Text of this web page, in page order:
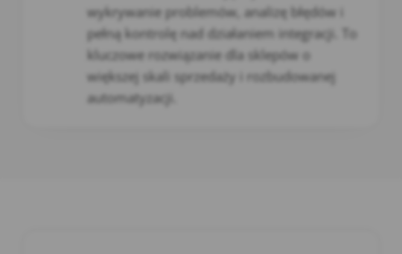
wykrywanie problemów, analizę błędów i
pełną kontrolę nad działaniem integracji. To
kluczowe rozwiązanie dla sklepów o
większej skali sprzedaży i rozbudowanej
automatyzacji.